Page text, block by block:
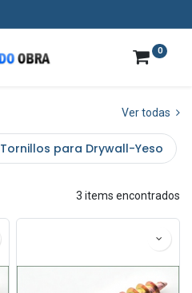
0
Ver todas
Tornillos para Drywall-Yeso
3 items encontrados